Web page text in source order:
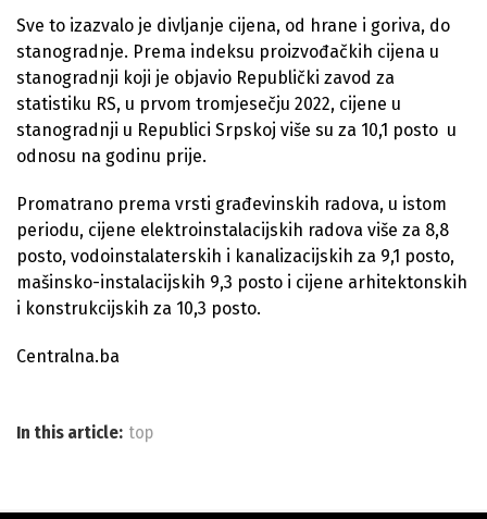
Sve to izazvalo je divljanje cijena, od hrane i goriva, do
stanogradnje. Prema indeksu proizvođačkih cijena u
stanogradnji koji je objavio Republički zavod za
statistiku RS, u prvom tromjesečju 2022, cijene u
stanogradnji u Republici Srpskoj više su za 10,1 posto u
odnosu na godinu prije.
Promatrano prema vrsti građevinskih radova, u istom
periodu, cijene elektroinstalacijskih radova više za 8,8
posto, vodoinstalaterskih i kanalizacijskih za 9,1 posto,
mašinsko-instalacijskih 9,3 posto i cijene arhitektonskih
i konstrukcijskih za 10,3 posto.
Centralna.ba
In this article: top